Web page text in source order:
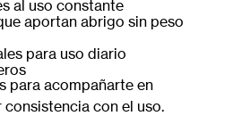
al uso constante
aportan abrigo sin peso
para uso diario
para acompañarte en
con el uso.